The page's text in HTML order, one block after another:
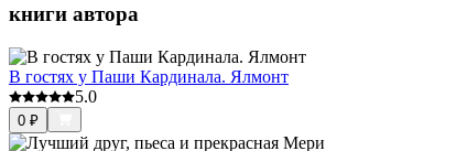
книги автора
В гостях у Паши Кардинала. Ялмонт
5.0
0 ₽